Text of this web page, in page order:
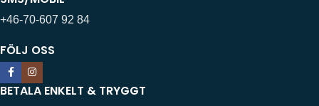
+46-70-607 92 84
FÖLJ OSS
BETALA ENKELT & TRYGGT